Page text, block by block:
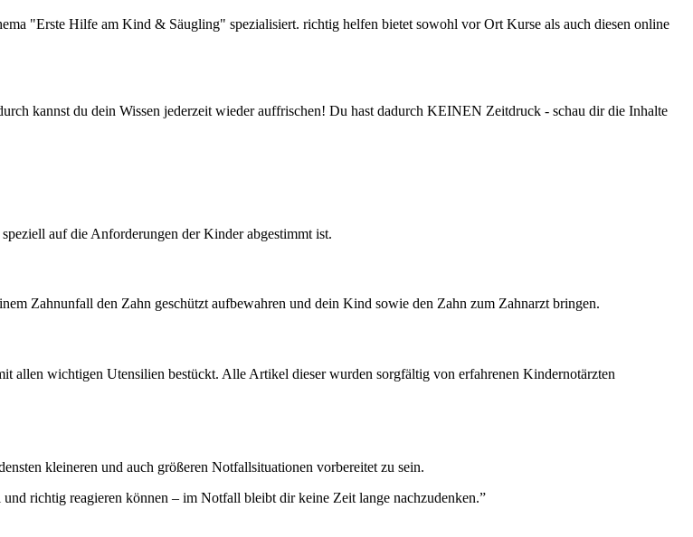
"Erste Hilfe am Kind & Säugling" spezialisiert. richtig helfen bietet sowohl vor Ort Kurse als auch diesen online
kannst du dein Wissen jederzeit wieder auffrischen! Du hast dadurch KEINEN Zeitdruck - schau dir die Inhalte
auf die Anforderungen der Kinder abgestimmt ist.
Zahnunfall den Zahn geschützt aufbewahren und dein Kind sowie den Zahn zum Zahnarzt bringen.
wichtigen Utensilien bestückt. Alle Artikel dieser wurden sorgfältig von erfahrenen Kindernotärzten
kleineren und auch größeren Notfallsituationen vorbereitet zu sein.
richtig reagieren können – im Notfall bleibt dir keine Zeit lange nachzudenken.”